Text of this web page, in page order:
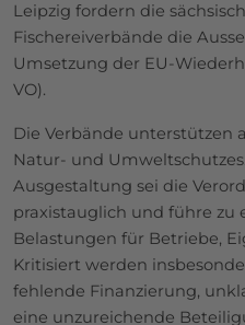
Leipzig fordern die
Fischereiverbände die
Umsetzung der EU-
VO).
Die Verbände unterstützen
Natur- und
Ausgestaltung sei die
praxistauglich und führe zu
Belastungen für Betriebe,
Kritisiert werden
fehlende Finanzierung,
eine unzureichende